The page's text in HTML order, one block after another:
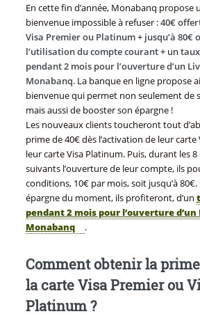
En cette fin d’année, Monabanq propose
bienvenue impossible à refuser :40€
Visa Premier ou Platinum+ jusqu’à 80€
l’utilisation du compte courant+ un
pendant 2 mois pour l’ouverture d’un
Monabanq. La banque en ligne propose
bienvenue qui permet non seulement de
mais aussi de booster son épargne !
Les nouveaux clients toucheront tout
prime de 40€ dès l’activation de leur
leur carte Visa Platinum. Puis, durant les
suivants l’ouverture de leur compte, ils
conditions, 10€ par mois, soit jusqu’à 80€.
épargne du moment, ils profiteront, d’un
pendant 2 mois pour l’ouverture d’un
Monabanq
.
Comment obtenir la
la carte Visa Premier ou
Platinum ?